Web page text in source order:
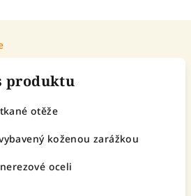
produktu
otěže
koženou zarážkou
oceli